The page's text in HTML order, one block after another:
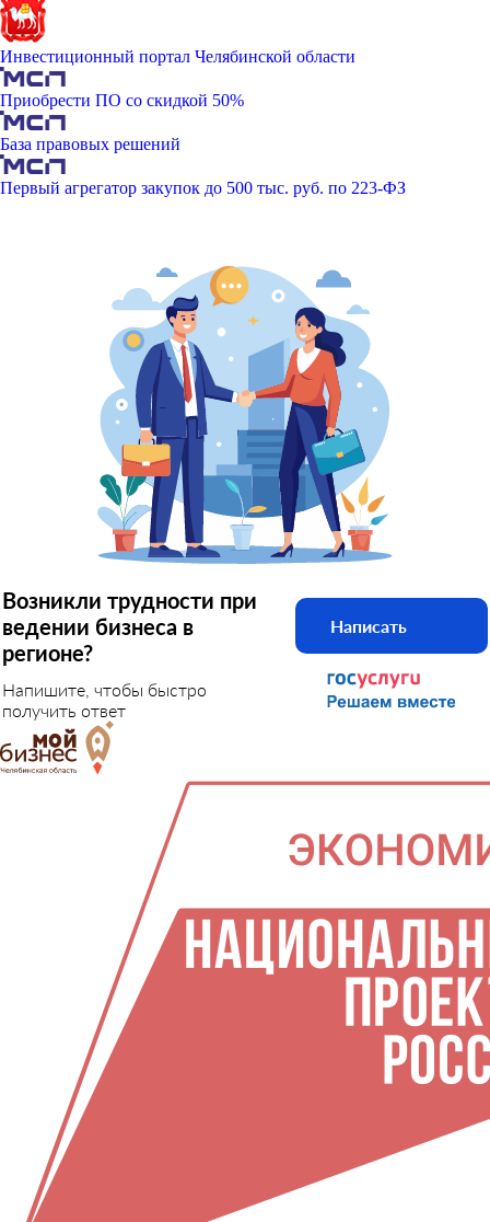
Инвестиционный портал Челябинской области
Приобрести ПО со скидкой 50%
База правовых решений
Первый агрегатор закупок до 500 тыс. руб. по 223-ФЗ
Возникли трудности при
ведении бизнеса в
регионе?
Напишите, чтобы быстро
получить ответ
Написать